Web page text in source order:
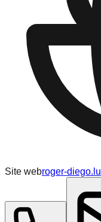
Site webroger-diego.lu